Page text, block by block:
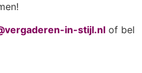
in-stijl.nl of bel